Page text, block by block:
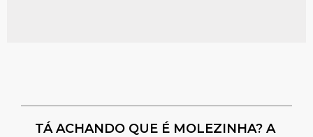
TÁ ACHANDO QUE É MOLEZINHA? A